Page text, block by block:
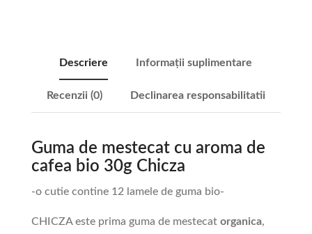
Descriere Informații suplimentare
Recenzii (0) Declinarea responsabilitatii
Guma de mestecat cu aroma de
cafea bio 30g Chicza
-o cutie contine 12 lamele de guma bio-
CHICZA este prima guma de mestecat organica,